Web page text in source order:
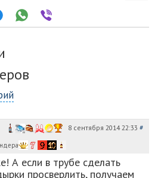
8 сентября 2014 22:33 #
А если в трубе сделать
просверлить, получаем